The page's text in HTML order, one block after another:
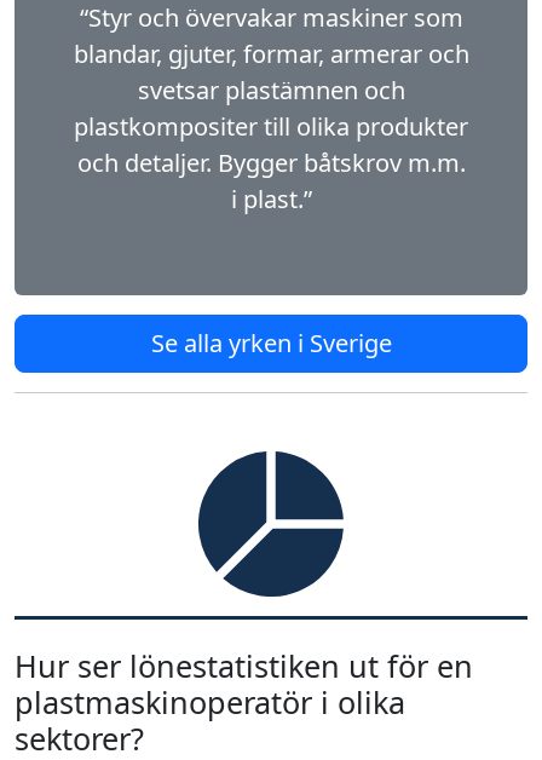
“Styr och övervakar maskiner som
blandar, gjuter, formar, armerar och
svetsar plastämnen och
plastkompositer till olika produkter
och detaljer. Bygger båtskrov m.m.
i plast.”
Se alla yrken i Sverige
Hur ser lönestatistiken ut för en
plastmaskinoperatör i olika
sektorer?